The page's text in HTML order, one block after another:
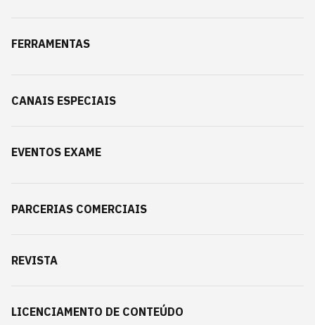
FERRAMENTAS
CANAIS ESPECIAIS
EVENTOS EXAME
PARCERIAS COMERCIAIS
REVISTA
LICENCIAMENTO DE CONTEÚDO